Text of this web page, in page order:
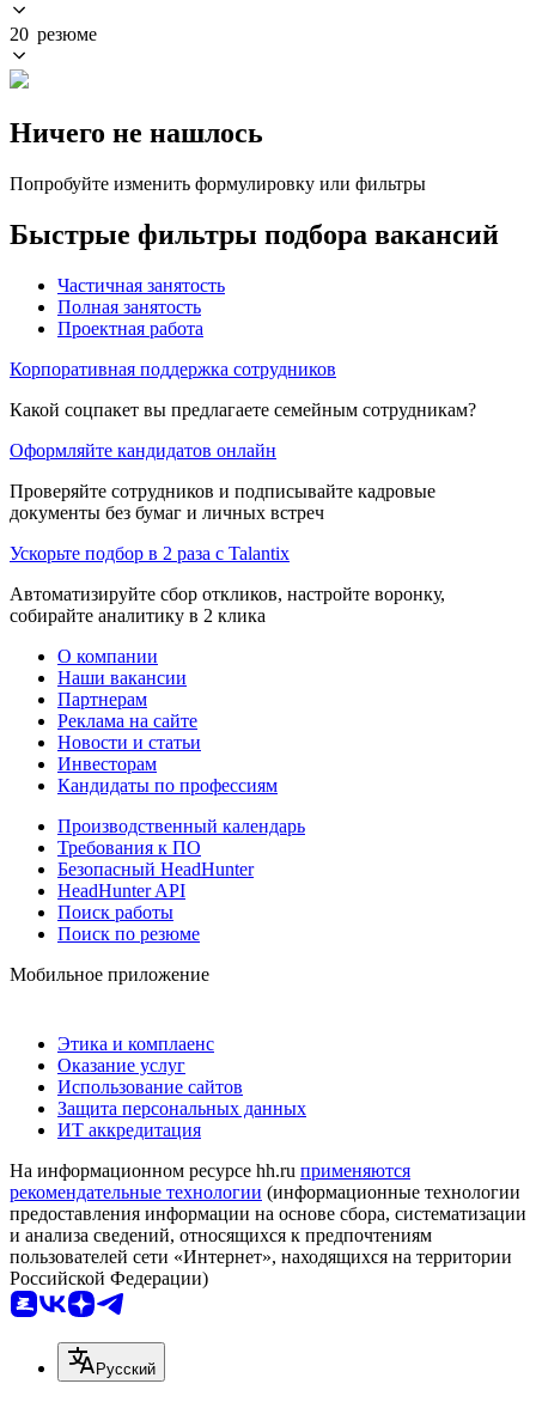
20 резюме
Ничего не нашлось
Попробуйте изменить формулировку или фильтры
Быстрые фильтры подбора вакансий
Частичная занятость
Полная занятость
Проектная работа
Корпоративная поддержка сотрудников
Какой соцпакет вы предлагаете семейным сотрудникам?
Оформляйте кандидатов онлайн
Проверяйте сотрудников и подписывайте кадровые
документы без бумаг и личных встреч
Ускорьте подбор в 2 раза с Talantix
Автоматизируйте сбор откликов, настройте воронку,
собирайте аналитику в 2 клика
О компании
Наши вакансии
Партнерам
Реклама на сайте
Новости и статьи
Инвесторам
Кандидаты по профессиям
Производственный календарь
Требования к ПО
Безопасный HeadHunter
HeadHunter API
Поиск работы
Поиск по резюме
Мобильное приложение
Этика и комплаенс
Оказание услуг
Использование сайтов
Защита персональных данных
ИТ аккредитация
На информационном ресурсе hh.ru применяются
рекомендательные технологии (информационные технологии
предоставления информации на основе сбора, систематизации
и анализа сведений, относящихся к предпочтениям
пользователей сети «Интернет», находящихся на территории
Российской Федерации)
Русский